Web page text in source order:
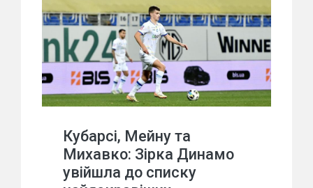
Кубарсі, Мейну та
Михавко: Зірка Динамо
увійшла до списку